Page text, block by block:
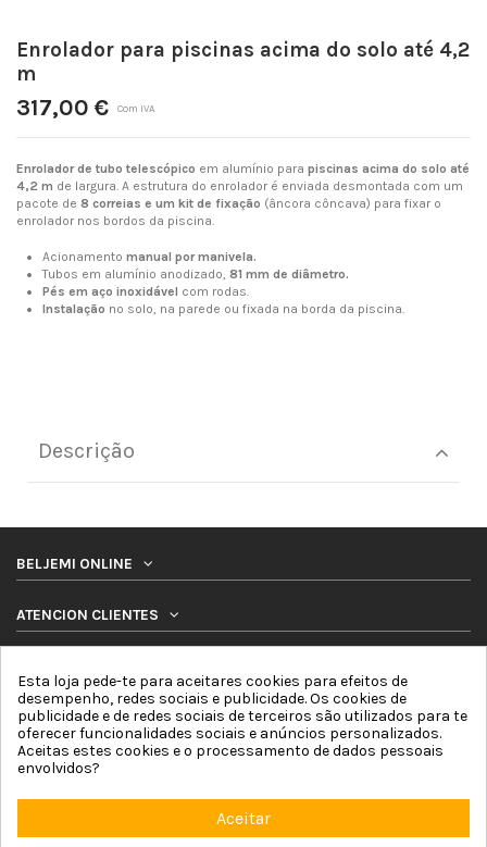
Enrolador para piscinas acima do solo até 4,2
m
317,00 € Com IVA
Enrolador de tubo telescópico em alumínio para piscinas acima do solo até
4,2 m de largura. A estrutura do enrolador é enviada desmontada com um
pacote de 8 correias e um kit de fixação (âncora côncava) para fixar o
enrolador nos bordos da piscina.
Acionamento manual por manivela.
Tubos em alumínio anodizado, 81 mm de diâmetro.
Pés em aço inoxidável com rodas.
Instalação no solo, na parede ou fixada na borda da piscina.
Descrição
BELJEMI ONLINE
ATENCION CLIENTES
SIGA-NOS
BOLETIM DE NOTICIAS
Esta loja pede-te para aceitares cookies para efeitos de
desempenho, redes sociais e publicidade. Os cookies de
publicidade e de redes sociais de terceiros são utilizados para te
oferecer funcionalidades sociais e anúncios personalizados.
Aceitas estes cookies e o processamento de dados pessoais
envolvidos?
Aceitar